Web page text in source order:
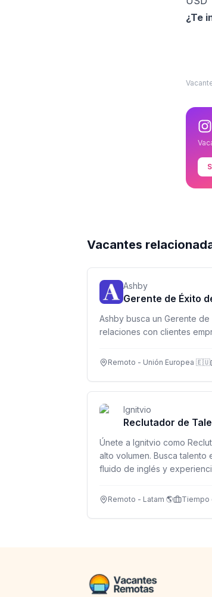
¿Te
Vacantes
Ashby
Gerente de Éxito
Ashby busca un Gerente
relaciones con clientes
Remoto - Unión Europea 🇪🇺
Ignitvio
Reclutador de
Únete a Ignitvio como
alto volumen. Busca talento
fluido de inglés y
Remoto - Latam 🌎 Tiempo